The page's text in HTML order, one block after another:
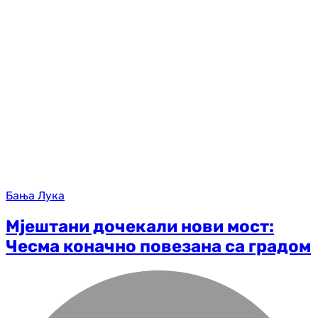
Бања Лука
Мјештани дочекали нови мост:
Чесма коначно повезана са градом